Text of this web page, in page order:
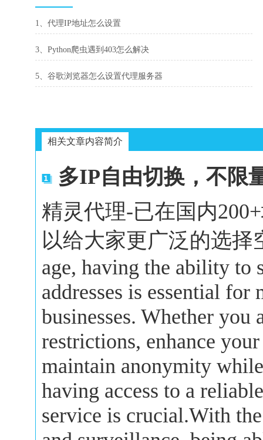
1、代理IP地址怎么设置
3、Python爬虫遇到403怎么解决
5、谷歌浏览器怎么设置代理服务器
相关文章内容简介
多IP自由切换，不限
精灵代理-已在国内
以给大家更广泛的选择
age, having the ability to
addresses is essential
businesses. Whether you
restrictions, enhance
maintain anonymity
having access to a
service is crucial.With